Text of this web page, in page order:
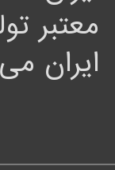
معتبر
ایران